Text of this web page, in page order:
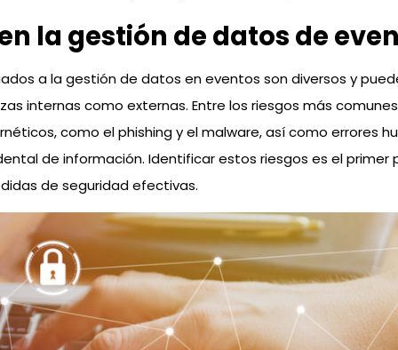
la gestión de datos de
a la gestión de datos en eventos son diversos y
internas como externas. Entre los riesgos más
como el phishing y el malware, así como errores
de información. Identificar estos riesgos es el primer
de seguridad efectivas.